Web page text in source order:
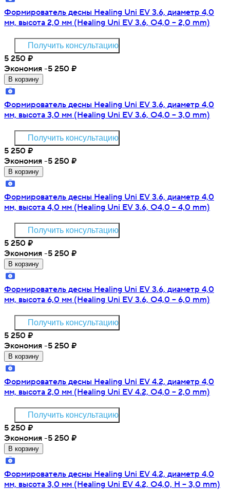
Формирователь десны Healing Uni EV 3.6, диаметр 4,0
мм, высота 2,0 мм (Healing Uni EV 3.6, O4,0 – 2,0 mm)
Получить консультацию
5 250 ₽
Экономия -5 250 ₽
В корзину
Формирователь десны Healing Uni EV 3.6, диаметр 4,0
мм, высота 3,0 мм (Healing Uni EV 3.6, O4,0 – 3,0 mm)
Получить консультацию
5 250 ₽
Экономия -5 250 ₽
В корзину
Формирователь десны Healing Uni EV 3.6, диаметр 4,0
мм, высота 4,0 мм (Healing Uni EV 3.6, O4,0 – 4,0 mm)
Получить консультацию
5 250 ₽
Экономия -5 250 ₽
В корзину
Формирователь десны Healing Uni EV 3.6, диаметр 4,0
мм, высота 6,0 мм (Healing Uni EV 3.6, O4,0 – 6,0 mm)
Получить консультацию
5 250 ₽
Экономия -5 250 ₽
В корзину
Формирователь десны Healing Uni EV 4.2, диаметр 4,0
мм, высота 2,0 мм (Healing Uni EV 4.2, O4,0 – 2,0 mm)
Получить консультацию
5 250 ₽
Экономия -5 250 ₽
В корзину
Формирователь десны Healing Uni EV 4.2, диаметр 4,0
мм, высота 3,0 мм (Healing Uni EV 4.2, O4,0, Н – 3,0 mm)